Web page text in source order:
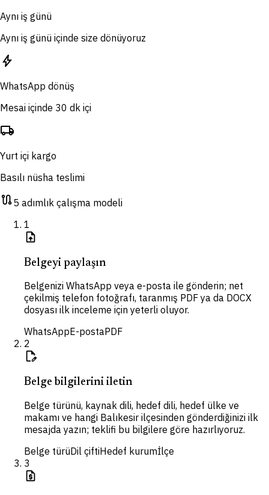
Aynı iş günü
Aynı iş günü içinde size dönüyoruz
bolt
WhatsApp dönüş
Mesai içinde 30 dk içi
local_shipping
Yurt içi kargo
Basılı nüsha teslimi
route5 adımlık çalışma modeli
1
upload_file
Belgeyi paylaşın
Belgenizi WhatsApp veya e-posta ile gönderin; net
çekilmiş telefon fotoğrafı, taranmış PDF ya da DOCX
dosyası ilk inceleme için yeterli oluyor.
WhatsAppE-postaPDF
2
edit_document
Belge bilgilerini iletin
Belge türünü, kaynak dili, hedef dili, hedef ülke ve
makamı ve hangi Balıkesir ilçesinden gönderdiğinizi ilk
mesajda yazın; teklifi bu bilgilere göre hazırlıyoruz.
Belge türüDil çiftiHedef kurumİlçe
3
request_quote